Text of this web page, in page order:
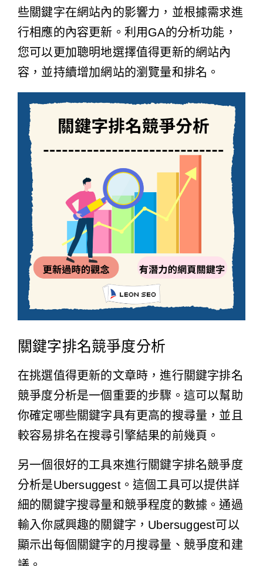
些關鍵字在網站內的影響力，並根據需求進
行相應的內容更新。利用GA的分析功能，
您可以更加聰明地選擇值得更新的網站內
容，並持續增加網站的瀏覽量和排名。
關鍵字排名競爭度分析
在挑選值得更新的文章時，進行關鍵字排名
競爭度分析是一個重要的步驟。這可以幫助
你確定哪些關鍵字具有更高的搜尋量，並且
較容易排名在搜尋引擎結果的前幾頁。
另一個很好的工具來進行關鍵字排名競爭度
分析是Ubersuggest。這個工具可以提供詳
細的關鍵字搜尋量和競爭程度的數據。通過
輸入你感興趣的關鍵字，Ubersuggest可以
顯示出每個關鍵字的月搜尋量、競爭度和建